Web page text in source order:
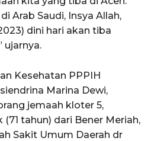
NOW
Arab Saudi, Insya Allah,
dini hari akan tiba
ujarnya.
Kesehatan PPPIH
Marina Dewi,
jemaah kloter 5,
(71 tahun) dari Bener Meriah,
Sakit Umum Daerah dr